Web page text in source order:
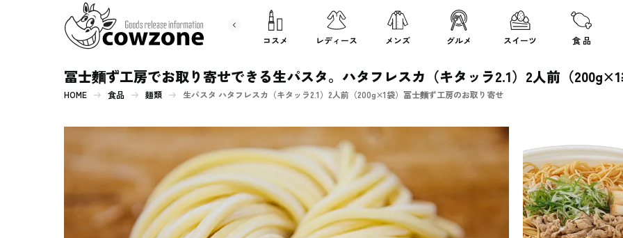
書 籍 文房具 コスメ レディース メンズ グルメ スイーツ 食 品
冨士麵ず工房でお取り寄せできる生パスタ。ハタフレスカ（キタッラ2.1）2人前（
HOME 食品 麺類 生パスタ ハタフレスカ（キタッラ2.1）2人前（200g×1袋）冨士麵ず工房のお取り寄せ